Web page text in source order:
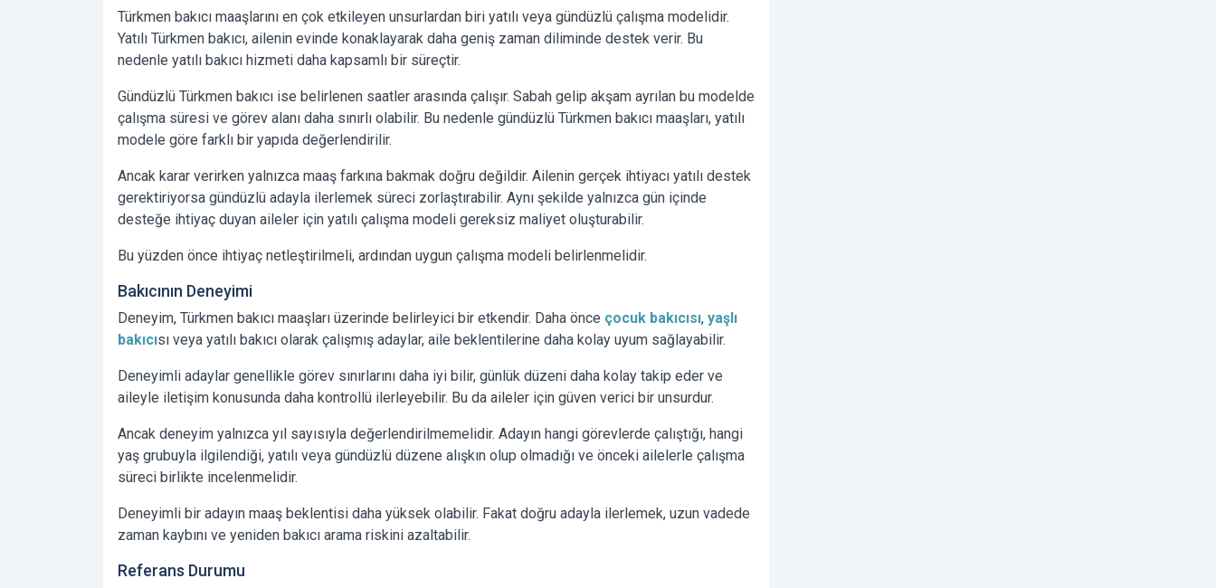
Türkmen bakıcı maaşlarını en çok etkileyen unsurlardan biri yatılı veya gündüzlü çalışma modelidir.
Yatılı Türkmen bakıcı, ailenin evinde konaklayarak daha geniş zaman diliminde destek verir. Bu
nedenle yatılı bakıcı hizmeti daha kapsamlı bir süreçtir.
Gündüzlü Türkmen bakıcı ise belirlenen saatler arasında çalışır. Sabah gelip akşam ayrılan bu modelde
çalışma süresi ve görev alanı daha sınırlı olabilir. Bu nedenle gündüzlü Türkmen bakıcı maaşları, yatılı
modele göre farklı bir yapıda değerlendirilir.
Ancak karar verirken yalnızca maaş farkına bakmak doğru değildir. Ailenin gerçek ihtiyacı yatılı destek
gerektiriyorsa gündüzlü adayla ilerlemek süreci zorlaştırabilir. Aynı şekilde yalnızca gün içinde
desteğe ihtiyaç duyan aileler için yatılı çalışma modeli gereksiz maliyet oluşturabilir.
Bu yüzden önce ihtiyaç netleştirilmeli, ardından uygun çalışma modeli belirlenmelidir.
Bakıcının Deneyimi
Deneyim, Türkmen bakıcı maaşları üzerinde belirleyici bir etkendir. Daha önce çocuk bakıcısı, yaşlı
bakıcısı veya yatılı bakıcı olarak çalışmış adaylar, aile beklentilerine daha kolay uyum sağlayabilir.
Deneyimli adaylar genellikle görev sınırlarını daha iyi bilir, günlük düzeni daha kolay takip eder ve
aileyle iletişim konusunda daha kontrollü ilerleyebilir. Bu da aileler için güven verici bir unsurdur.
Ancak deneyim yalnızca yıl sayısıyla değerlendirilmemelidir. Adayın hangi görevlerde çalıştığı, hangi
yaş grubuyla ilgilendiği, yatılı veya gündüzlü düzene alışkın olup olmadığı ve önceki ailelerle çalışma
süreci birlikte incelenmelidir.
Deneyimli bir adayın maaş beklentisi daha yüksek olabilir. Fakat doğru adayla ilerlemek, uzun vadede
zaman kaybını ve yeniden bakıcı arama riskini azaltabilir.
Referans Durumu